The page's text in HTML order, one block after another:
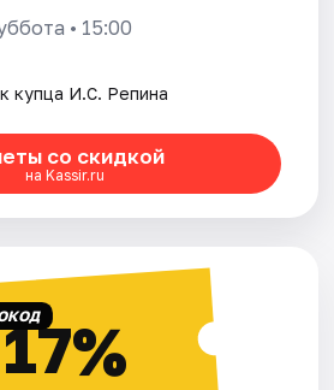
• 15:00
купца И.С. Репина
со скидкой
на Kassir.ru
17%